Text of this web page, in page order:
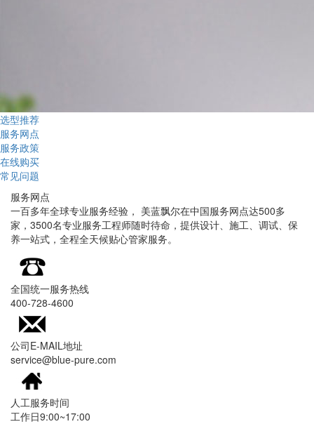
选型推荐
服务网点
服务政策
在线购买
常见问题
服务网点
一百多年全球专业服务经验， 美蓝飘尔在中国服务网点达500多
家，3500名专业服务工程师随时待命，提供设计、施工、调试、保
养一站式，全程全天候贴心管家服务。
全国统一服务热线
400-728-4600
公司E-MAIL地址
service@blue-pure.com
人工服务时间
工作日9:00~17:00